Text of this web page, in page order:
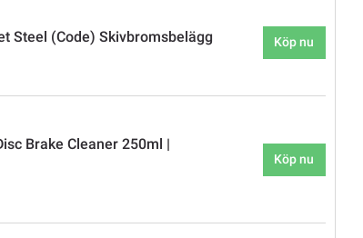
Steel (Code) Skivbromsbelägg
Köp nu
Cleaner 250ml |
Köp nu